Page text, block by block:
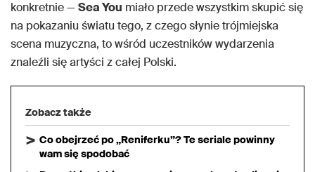
konkretnie — Sea You miało przede wszystkim skupić się
na pokazaniu światu tego, z czego słynie trójmiejska
scena muzyczna, to wśród uczestników wydarzenia
znaleźli się artyści z całej Polski.
Zobacz także
Co obejrzeć po „Reniferku”? Te seriale powinny
wam się spodobać